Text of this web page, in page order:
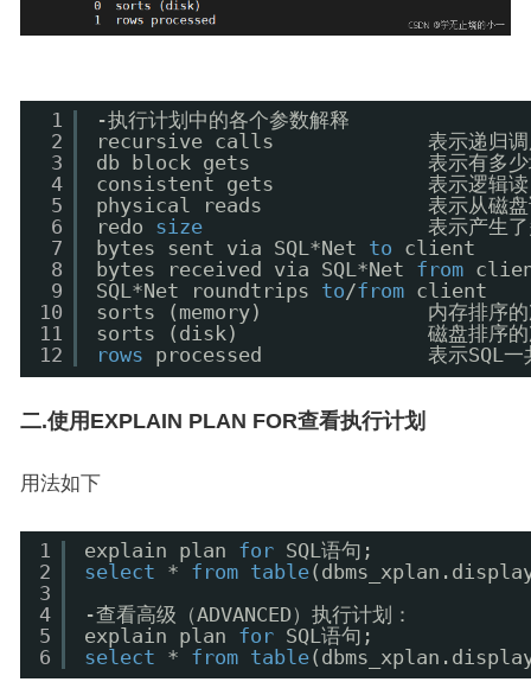
1
2
3
4
5
6
7
8
9
10
11
12
-执行计划中的各个参数解释
recursive calls             表示递归调用
db block gets               表示有多少
consistent gets             表示逻辑读，
physical reads              表示从磁盘
redo size
表示产生
bytes sent via SQL*Net to
client
bytes received via SQL*Net from
SQL*Net roundtrips to/from client
sorts (memory)              内存排序的
sorts (disk)                磁盘排序的
rows
processed              表示SQL一
二.使用EXPLAIN PLAN FOR查看执行计划
用法如下
1
2
3
4
5
6
explain plan for SQL语句;
select
* from table
-查看高级（ADVANCED）执行计划：
explain plan for SQL语句;
select
* from table